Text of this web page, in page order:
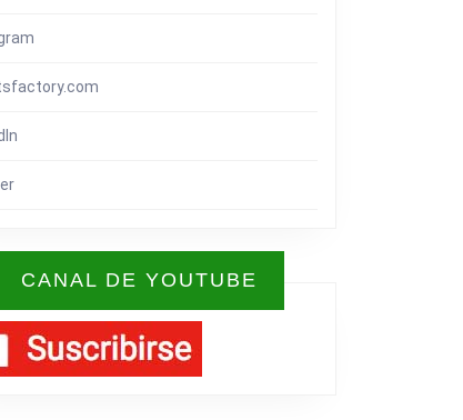
CANAL DE YOUTUBE